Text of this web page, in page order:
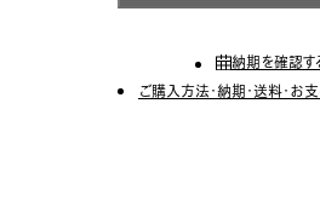
納期を確認す
ご購入方法・納期・送料・お